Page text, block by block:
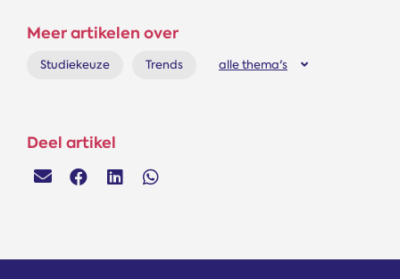
Meer artikelen over
Studiekeuze Trends alle thema's
Deel artikel